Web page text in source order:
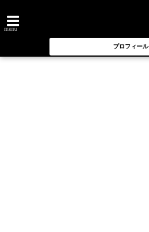
menu
プロフィール